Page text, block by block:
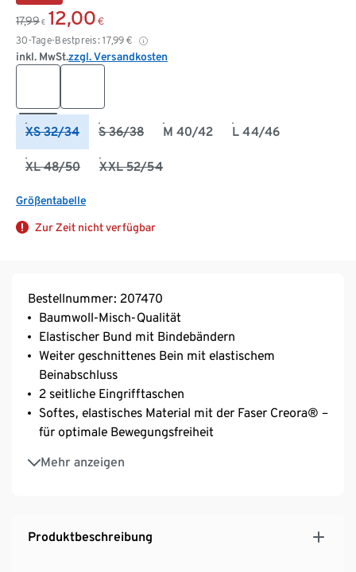
17,99 € 12,00 €
30-Tage-Bestpreis: 17,99 €
inkl. MwSt.zzgl. Versandkosten
XS 32/34 S 36/38 M 40/42 L 44/46
XL 48/50 XXL 52/54
Größentabelle
Zur Zeit nicht verfügbar
Bestellnummer: 207470
Baumwoll-Misch-Qualität
Elastischer Bund mit Bindebändern
Weiter geschnittenes Bein mit elastischem
Beinabschluss
2 seitliche Eingrifftaschen
Softes, elastisches Material mit der Faser Creora® –
für optimale Bewegungsfreiheit
Mehr anzeigen
Mit Baumwolle
Produktbeschreibung